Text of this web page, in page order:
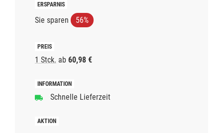
Sie sparen 56%
1 Stck. ab 60,98 €
Schnelle Lieferzeit